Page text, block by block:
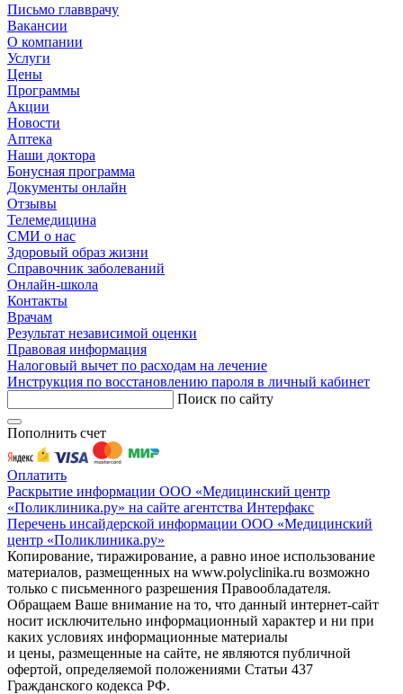
Письмо главврачу
Вакансии
О компании
Услуги
Цены
Программы
Акции
Новости
Аптека
Наши доктора
Бонусная программа
Документы онлайн
Отзывы
Телемедицина
СМИ о нас
Здоровый образ жизни
Справочник заболеваний
Онлайн-школа
Контакты
Врачам
Результат независимой оценки
Правовая информация
Налоговый вычет по расходам на лечение
Инструкция по восстановлению пароля в личный кабинет
Поиск по сайту
Пополнить счет
Оплатить
Раскрытие информации ООО «Медицинский центр
«Поликлиника.ру» на сайте агентства Интерфакс
Перечень инсайдерской информации ООО «Медицинский
центр «Поликлиника.ру»
Копирование, тиражирование, а равно иное использование
материалов, размещенных на www.polyclinika.ru возможно
только с письменного разрешения Правообладателя.
Обращаем Ваше внимание на то, что данный интернет-сайт
носит исключительно информационный характер и ни при
каких условиях информационные материалы
и цены, размещенные на сайте, не являются публичной
офертой, определяемой положениями Статьи 437
Гражданского кодекса РФ.